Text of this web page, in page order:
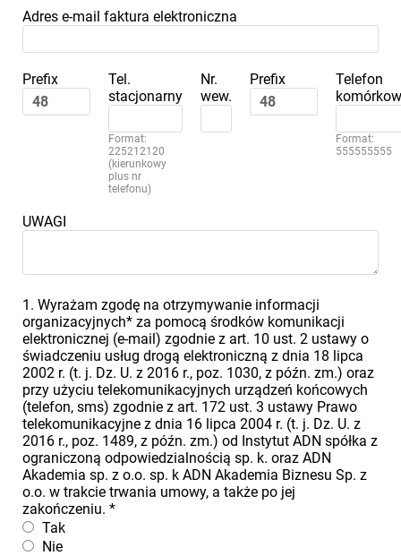
Adres e-mail faktura elektroniczna
Prefix
Tel.
stacjonarny
Format:
225212120
(kierunkowy
plus nr
telefonu)
Nr.
wew.
Prefix
Telefon
Format:
555555555
UWAGI
1. Wyrażam zgodę na otrzymywanie informacji
organizacyjnych* za pomocą środków komunikacji
elektronicznej (e-mail) zgodnie z art. 10 ust. 2 ustawy o
świadczeniu usług drogą elektroniczną z dnia 18 lipca
2002 r. (t. j. Dz. U. z 2016 r., poz. 1030, z późn. zm.) oraz
przy użyciu telekomunikacyjnych urządzeń końcowych
(telefon, sms) zgodnie z art. 172 ust. 3 ustawy Prawo
telekomunikacyjne z dnia 16 lipca 2004 r. (t. j. Dz. U. z
2016 r., poz. 1489, z późn. zm.) od Instytut ADN spółka z
ograniczoną odpowiedzialnością sp. k. oraz ADN
Akademia sp. z o.o. sp. k ADN Akademia Biznesu Sp. z
o.o. w trakcie trwania umowy, a także po jej
zakończeniu. *
Tak
Nie